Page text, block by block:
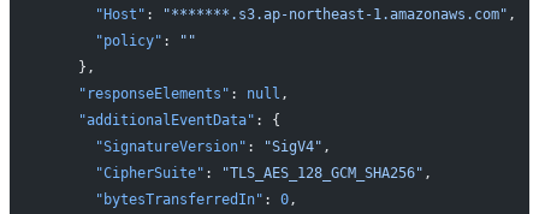
      "Host"
: "*******.s3.ap-northeast-1.amazonaws.com" ,
      "policy"
:
""
    },
    "responseElements"
: null ,
    "additionalEventData"
: {
      "SignatureVersion"
: "SigV4" ,
      "CipherSuite"
: "TLS_AES_128_GCM_SHA256" ,
      "bytesTransferredIn"
: 0,